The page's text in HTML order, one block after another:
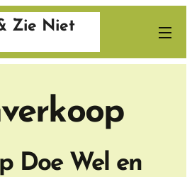
Zie Niet
Doe Wel en